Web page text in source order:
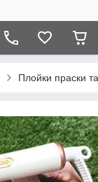
Плойки праски